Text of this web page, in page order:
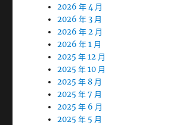
2026 年 4 月
2026 年 3 月
2026 年 2 月
2026 年 1 月
2025 年 12 月
2025 年 10 月
2025 年 8 月
2025 年 7 月
2025 年 6 月
2025 年 5 月